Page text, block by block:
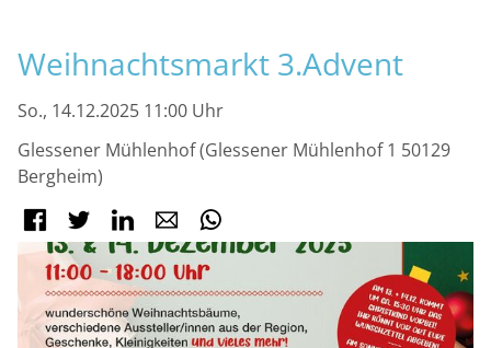
Weihnachtsmarkt 3.Advent
So., 14.12.2025 11:00 Uhr
Glessener Mühlenhof (Glessener Mühlenhof 1 50129
Bergheim)
Facebook
Twitter LinkedInE-mail